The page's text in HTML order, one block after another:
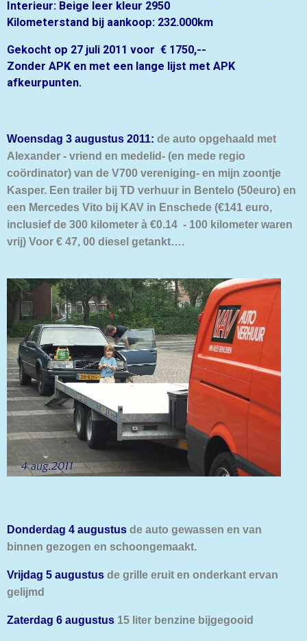
Interieur: Beige leer kleur 2950
Kilometerstand bij aankoop: 232.000km
Gekocht op 27 juli 2011 voor € 1750,--
Zonder APK en met een lange lijst met APK
afkeurpunten.
Woensdag 3 augustus 2011: de auto opgehaald met
Alexander - vriend en medelid- (en mede regio
coördinator) van de V700 vereniging- en mijn zoontje
Kasper. Een trailer bij TD verhuur in Bentelo (50euro) en
een Mercedes Vito bij KAV in Enschede (€141 euro,
inclusief de 300 kilometer à €0.14 - 100 kilometer waren
vrij) Voor € 47, 00 diesel getankt….
Donderdag 4 augustus de auto gewassen en van
binnen gezogen en schoongemaakt.
Vrijdag 5 augustus de grille eruit en onderkant ervan
gelijmd
Zaterdag 6 augustus 15 liter benzine bijgegooid